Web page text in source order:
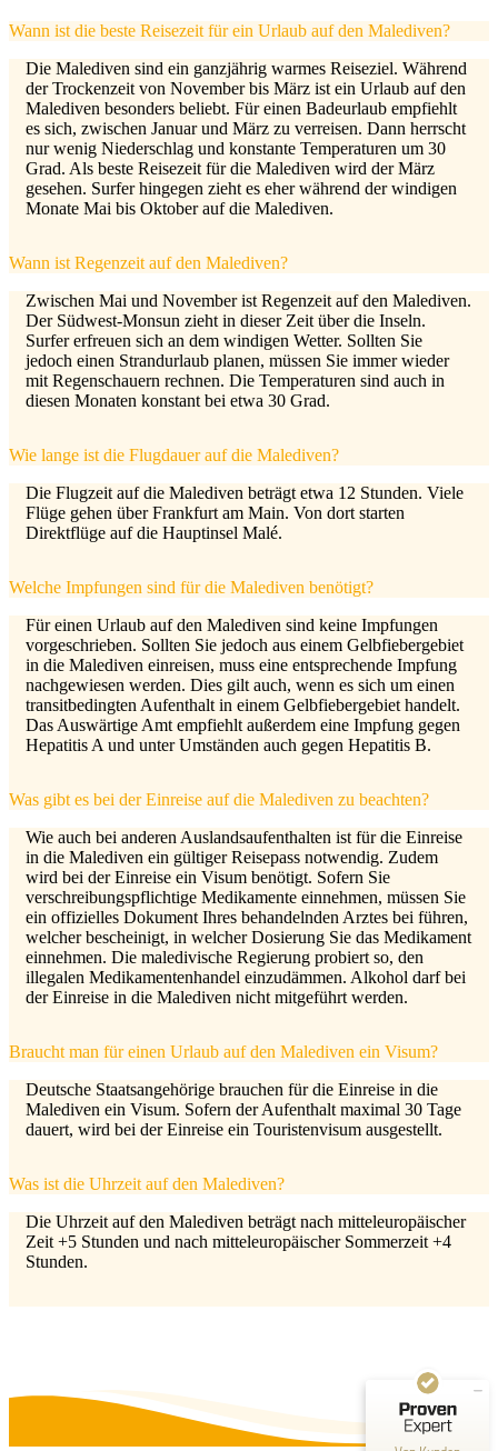
Wann ist die beste Reisezeit für ein Urlaub auf den Malediven?
Die Malediven sind ein ganzjährig warmes Reiseziel. Während
der Trockenzeit von November bis März ist ein Urlaub auf den
Malediven besonders beliebt. Für einen Badeurlaub empfiehlt
es sich, zwischen Januar und März zu verreisen. Dann herrscht
nur wenig Niederschlag und konstante Temperaturen um 30
Grad. Als beste Reisezeit für die Malediven wird der März
gesehen. Surfer hingegen zieht es eher während der windigen
Monate Mai bis Oktober auf die Malediven.
Wann ist Regenzeit auf den Malediven?
Zwischen Mai und November ist Regenzeit auf den Malediven.
Der Südwest-Monsun zieht in dieser Zeit über die Inseln.
Surfer erfreuen sich an dem windigen Wetter. Sollten Sie
jedoch einen Strandurlaub planen, müssen Sie immer wieder
mit Regenschauern rechnen. Die Temperaturen sind auch in
diesen Monaten konstant bei etwa 30 Grad.
Wie lange ist die Flugdauer auf die Malediven?
Die Flugzeit auf die Malediven beträgt etwa 12 Stunden. Viele
Flüge gehen über Frankfurt am Main. Von dort starten
Direktflüge auf die Hauptinsel Malé.
Welche Impfungen sind für die Malediven benötigt?
Für einen Urlaub auf den Malediven sind keine Impfungen
vorgeschrieben. Sollten Sie jedoch aus einem Gelbfiebergebiet
in die Malediven einreisen, muss eine entsprechende Impfung
nachgewiesen werden. Dies gilt auch, wenn es sich um einen
transitbedingten Aufenthalt in einem Gelbfiebergebiet handelt.
Das Auswärtige Amt empfiehlt außerdem eine Impfung gegen
Hepatitis A und unter Umständen auch gegen Hepatitis B.
Was gibt es bei der Einreise auf die Malediven zu beachten?
Wie auch bei anderen Auslandsaufenthalten ist für die Einreise
in die Malediven ein gültiger Reisepass notwendig. Zudem
wird bei der Einreise ein Visum benötigt. Sofern Sie
verschreibungspflichtige Medikamente einnehmen, müssen Sie
ein offizielles Dokument Ihres behandelnden Arztes bei führen,
welcher bescheinigt, in welcher Dosierung Sie das Medikament
einnehmen. Die maledivische Regierung probiert so, den
illegalen Medikamentenhandel einzudämmen. Alkohol darf bei
der Einreise in die Malediven nicht mitgeführt werden.
Braucht man für einen Urlaub auf den Malediven ein Visum?
Deutsche Staatsangehörige brauchen für die Einreise in die
Malediven ein Visum. Sofern der Aufenthalt maximal 30 Tage
dauert, wird bei der Einreise ein Touristenvisum ausgestellt.
Was ist die Uhrzeit auf den Malediven?
Die Uhrzeit auf den Malediven beträgt nach mitteleuropäischer
Zeit +5 Stunden und nach mitteleuropäischer Sommerzeit +4
Stunden.
Kundenbewertungen und Erfahrungen zu
50
Bewertungen auf
Bewertungen von 3